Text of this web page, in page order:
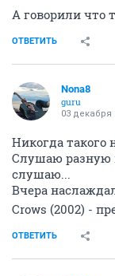
А говорили что
ОТВЕТИТЬ
Nona8
guru
03 декабря
Никогда такого
Слушаю разную
слушаю...
Вчера
Crows (2002) -
ОТВЕТИТЬ